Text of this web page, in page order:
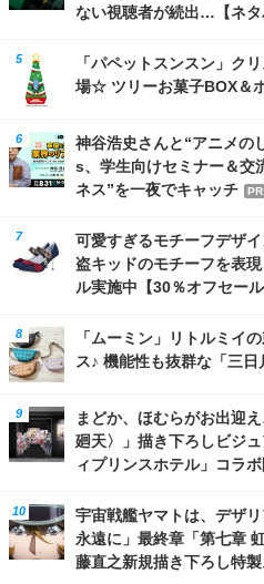
ない視聴者が続出…【ネタ
「パペットスンスン」ク
場☆ ツリーお菓子BOX＆
神谷浩史さんと“アニメ
s、学生向けセミナー＆
ネス”を一夜でキャッチ
PR
可愛すぎるモチーフデザ
盗キッドのモチーフを表
ル実施中【30％オフセール
「ムーミン」リトルミイ
ス♪ 機能性も抜群な「三
まどか、ほむらがお出迎
廻天〉」描き下ろしビジ
ィプリンスホテル」コラ
宇宙戦艦ヤマトは、デザ
永遠に」最終章「第七章
藤直之新規描き下ろし特